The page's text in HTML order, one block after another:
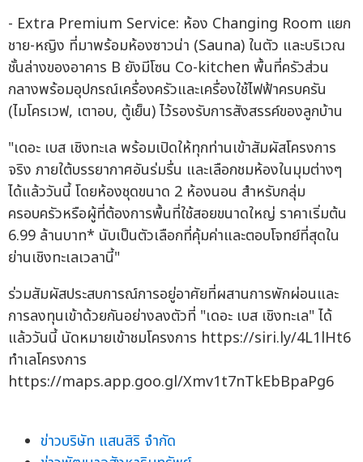
- Extra Premium Service: ห้อง Changing Room แยก
ชาย-หญิง ที่มาพร้อมห้องซาวน่า (Sauna) ในตัว และบริเวณ
ชั้นล่างของอาคาร B ยังมีโซน Co-kitchen พื้นที่ครัวส่วน
กลางพร้อมอุปกรณ์เครื่องครัวและเครื่องใช้ไฟฟ้าครบครัน
(ไมโครเวฟ, เตาอบ, ตู้เย็น) ไว้รองรับการสังสรรค์ของลูกบ้าน
"เดอะ เบส เชิงทะเล พร้อมเปิดให้ทุกท่านเข้าสัมผัสโครงการ
จริง ภายใต้บรรยากาศอันร่มรื่น และเลือกชมห้องในมุมต่างๆ
ได้แล้ววันนี้ โดยห้องชุดขนาด 2 ห้องนอน สำหรับกลุ่ม
ครอบครัวหรือผู้ที่ต้องการพื้นที่ใช้สอยขนาดใหญ่ ราคาเริ่มต้น
6.99 ล้านบาท* นับเป็นตัวเลือกที่คุ้มค่าและตอบโจทย์ที่สุดใน
ย่านเชิงทะเลเวลานี้"
ร่วมสัมผัสประสบการณ์การอยู่อาศัยที่ผสานการพักผ่อนและ
การลงทุนเข้าด้วยกันอย่างลงตัวที่ "เดอะ เบส เชิงทะเล" ได้
แล้ววันนี้ นัดหมายเข้าชมโครงการ https://siri.ly/4L1lHt6
ทำเลโครงการ
https://maps.app.goo.gl/Xmv1t7nTkEbBpaPg6
ข่าวบริษัท แสนสิริ จำกัด